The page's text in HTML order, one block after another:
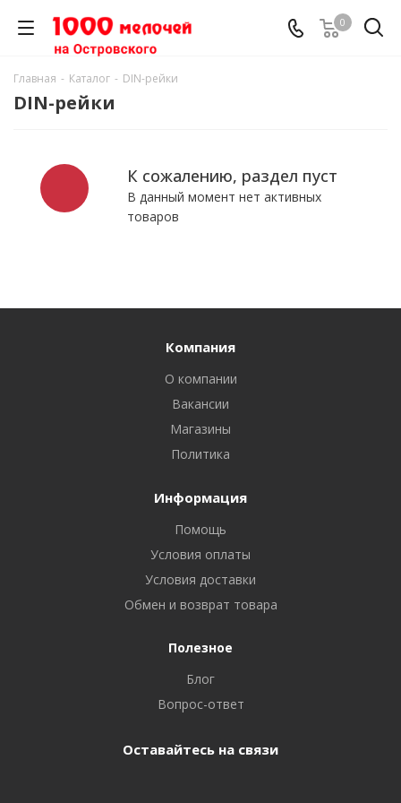
0
Главная - Каталог - DIN-рейки
DIN-рейки
К сожалению, раздел пуст
В данный момент нет активных
товаров
Компания
О компании
Вакансии
Магазины
Политика
Информация
Помощь
Условия оплаты
Условия доставки
Обмен и возврат товара
Полезное
Блог
Вопрос-ответ
Оставайтесь на связи